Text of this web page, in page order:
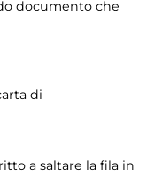
documento che
di
a saltare la fila in